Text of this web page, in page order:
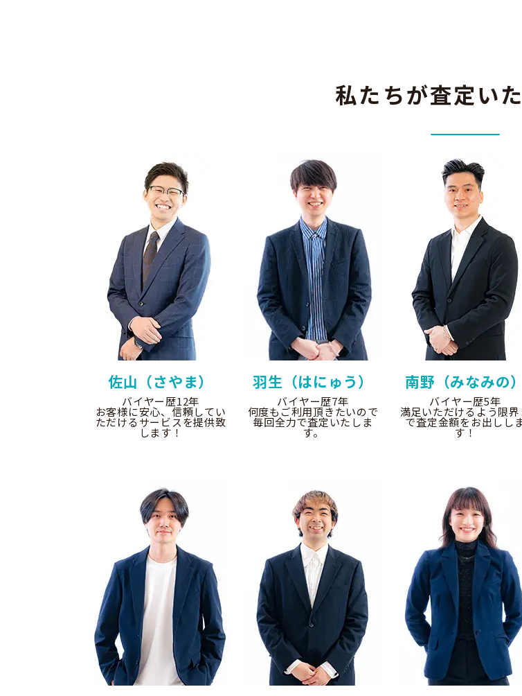
私たちが査定い
佐山（さやま）
バイヤー歴12年
お客様に安心、信頼してい
ただけるサービスを提供致
します！
羽生（はにゅう）
バイヤー歴7年
何度もご利用頂きたいので
毎回全力で査定いたしま
す。
南野（みなみの）
バイヤー歴5年
満足いただけるよう限界
で査定金額をお出しし
す！